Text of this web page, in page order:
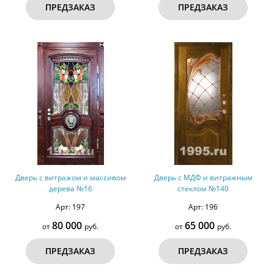
ПРЕДЗАКАЗ ПРЕДЗАКАЗ
Дверь с витражом и массивом
дерева №16
Арт: 197
от80 000 руб.
ПРЕДЗАКАЗ
Дверь с МДФ и витражным
стеклом №140
Арт: 196
от65 000 руб.
ПРЕДЗАКАЗ